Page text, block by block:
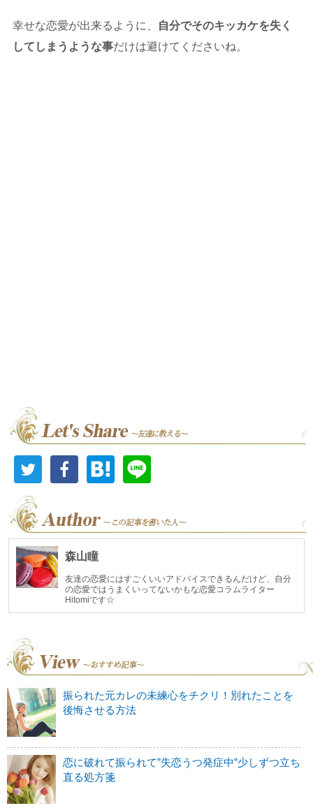
幸せな恋愛が出来るように、
自分でそのキッカケを失く
してしまうような事だけは避けてくださいね。
森山瞳
友達の恋愛にはすごくいいアドバイスできるんだけど、自分
の恋愛ではうまくいってないかもな恋愛コラムライター
Hitomiです☆
振られた元カレの未練心をチクリ！別れたことを
後悔させる方法
恋に破れて振られて”失恋うつ発症中”少しずつ立ち
直る処方箋